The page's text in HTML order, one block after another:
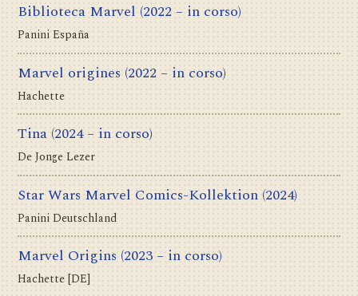
Biblioteca Marvel (2022 – in corso)
Panini España
Marvel origines (2022 – in corso)
Hachette
Tina (2024 – in corso)
De Jonge Lezer
Star Wars Marvel Comics-Kollektion (2024)
Panini Deutschland
Marvel Origins (2023 – in corso)
Hachette [DE]